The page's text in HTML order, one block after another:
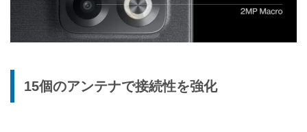
15個のアンテナで接続性を強化